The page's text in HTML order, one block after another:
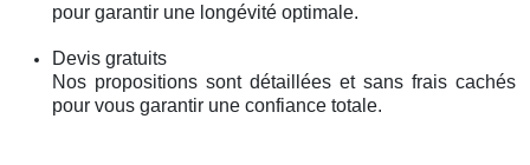
pour garantir une longévité optimale.
Devis gratuits
Nos propositions sont détaillées et sans frais cachés
pour vous garantir une confiance totale.